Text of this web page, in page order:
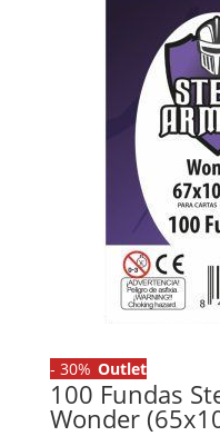
- 30% Outlet
100 Fundas
Wonder